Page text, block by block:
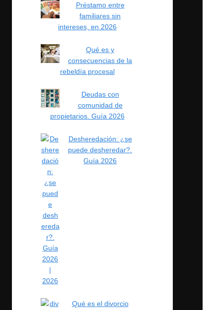
Préstamo entre
familiares sin
intereses, en 2026
Qué es y
consecuencias de la
rebeldía procesal
Deudas con
comunidad de
propietarios. Guía 2026
Desheredación: ¿se
puede desheredar?.
Guía 2026
Qué es el divorcio